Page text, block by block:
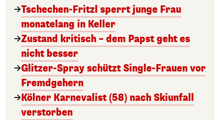
Tschechen-Fritzl sperrt junge Frau
monatelang in Keller
Zustand kritisch – dem Papst geht es
nicht besser
Glitzer-Spray schützt Single-Frauen vor
Fremdgehern
Kölner Karnevalist (58) nach Skiunfall
verstorben